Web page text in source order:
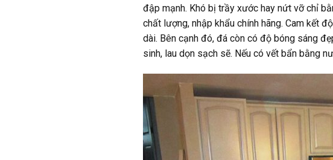
đập mạnh. Khó bị trầy xước hay nứt vỡ chỉ
chất lượng, nhập khẩu chính hãng. Cam kết
dài. Bên cạnh đó, đá còn có độ bóng sáng
sinh, lau dọn sạch sẽ. Nếu có vết bẩn bằng